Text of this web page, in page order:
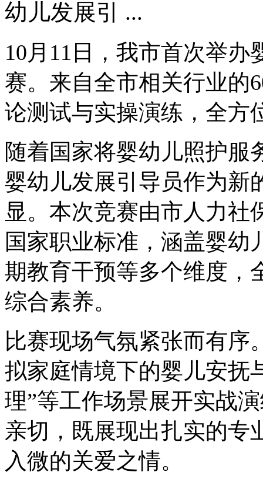
幼儿发展引 ...
10月11日，我市首次举
赛。来自全市相关行业的
论测试与实操演练，全方
随着国家将婴幼儿照护服
婴幼儿发展引导员作为新
显。本次竞赛由市人力社
国家职业标准，涵盖婴幼
期教育干预等多个维度，
综合素养。
比赛现场气氛紧张而有序
拟家庭情境下的婴儿安抚
理”等工作场景展开实战
亲切，既展现出扎实的专
入微的关爱之情。